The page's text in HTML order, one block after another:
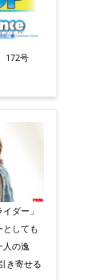
172号
ダー」
としても
人の逸
き寄せる